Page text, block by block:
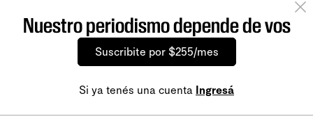
Nuestro periodismo depende de vos
Suscribite por $255/mes
Si ya tenés una cuenta Ingresá